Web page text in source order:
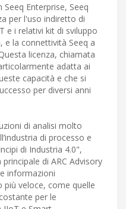
Enterprise, Seeq
per l'uso indiretto di
e i relativi kit di sviluppo
e la connettività Seeq a
licenza, chiamata
adatta ai
capacità e che si
per diversi anni
di analisi molto
di processo e
di Industria 4.0",
di ARC Advisory
informazioni
veloce, come quelle
per le